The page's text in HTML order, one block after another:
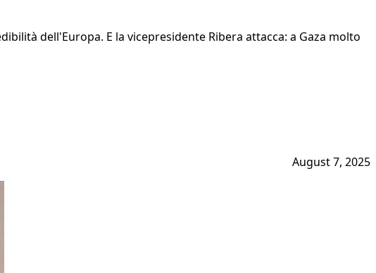
dell'Europa. E la vicepresidente Ribera attacca: a Gaza molto
August 7, 2025